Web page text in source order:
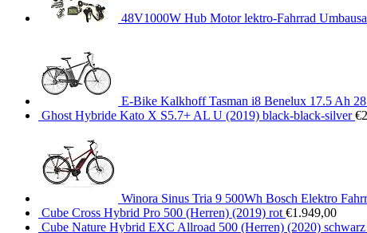
48V1000W Hub Motor lektro-Fahrrad
E-Bike Kalkhoff Tasman i8 Benelux 17.5 Ah
Ghost Hybride Kato X S5.7+ AL U (2019) black-black-silver €
Winora Sinus Tria 9 500Wh Bosch Elektro
Cube Cross Hybrid Pro 500 (Herren) (2019) rot €1.949,00
Cube Nature Hybrid EXC Allroad 500 (Herren) (2020) schwarz